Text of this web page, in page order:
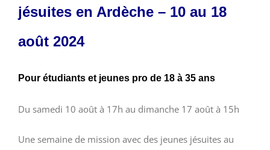
jésuites en Ardèche – 10 au 18
août 2024
Pour étudiants et jeunes pro de 18 à 35 ans
Du samedi 10 août à 17h au dimanche 17 août à 15h
Une semaine de mission avec des jeunes jésuites au